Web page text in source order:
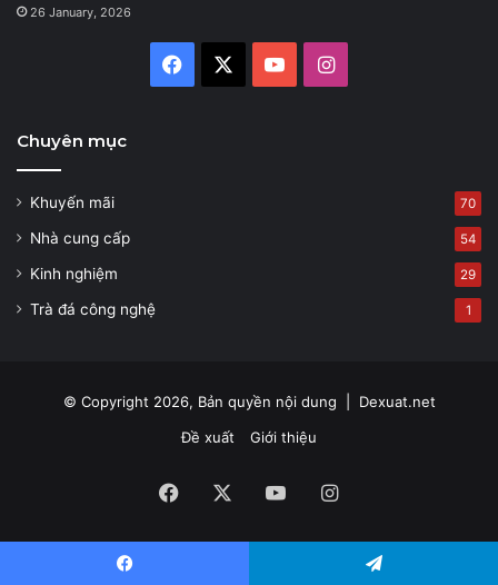
26 January, 2026
Facebook YouTubeInstagram
Chuyên mục
Khuyến mãi 70
Nhà cung cấp 54
Kinh nghiệm 29
Trà đá công nghệ 1
© Copyright 2026, Bản quyền nội dung | Dexuat.net
Đề xuất
Giới thiệu
Facebook YouTubeInstagram